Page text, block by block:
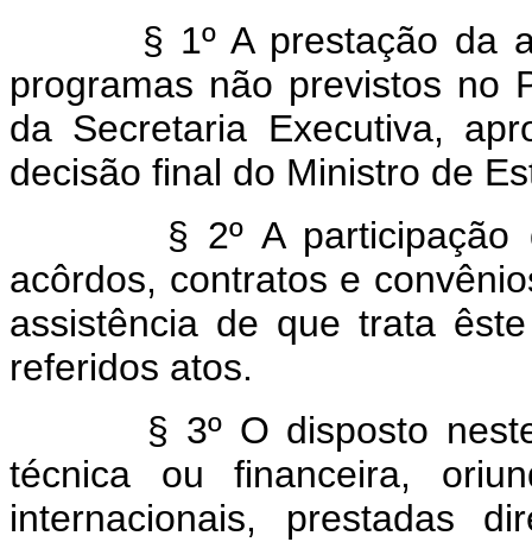
§ 1º A prestação da
programas não previstos no
da Secretaria Executiva,
decisão final do Ministro de
§ 2º A participação da
acôrdos, contratos e
assistência de que trata
referidos atos.
§ 3º O disposto neste
técnica ou financeira,
internacionais, prestadas